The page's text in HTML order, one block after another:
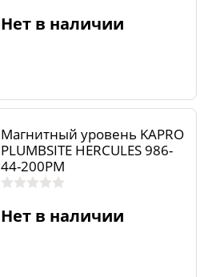
Нет в наличии
Магнитный уровень KAPRO
PLUMBSITE HERCULES 986-
44-200РМ
Нет в наличии